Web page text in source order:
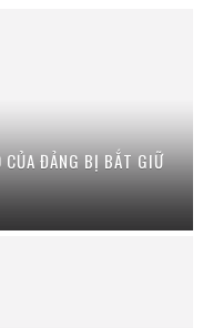
CỦA ĐẢNG BỊ BẮT GIỮ